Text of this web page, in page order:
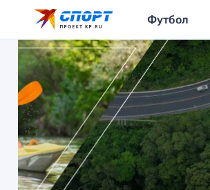
Футбол